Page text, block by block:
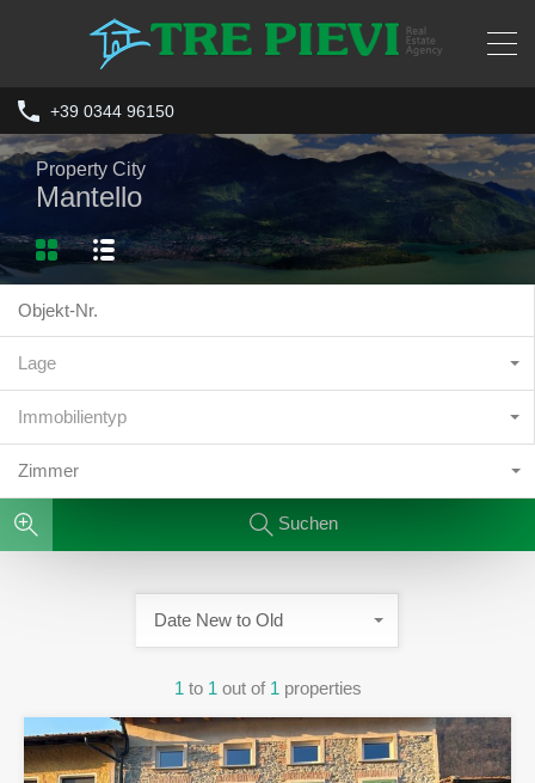
+39 0344 96150
Property City
Mantello
Lage
Immobilientyp
Zimmer
Suchen
1 to 1 out of 1 properties
Date New to Old